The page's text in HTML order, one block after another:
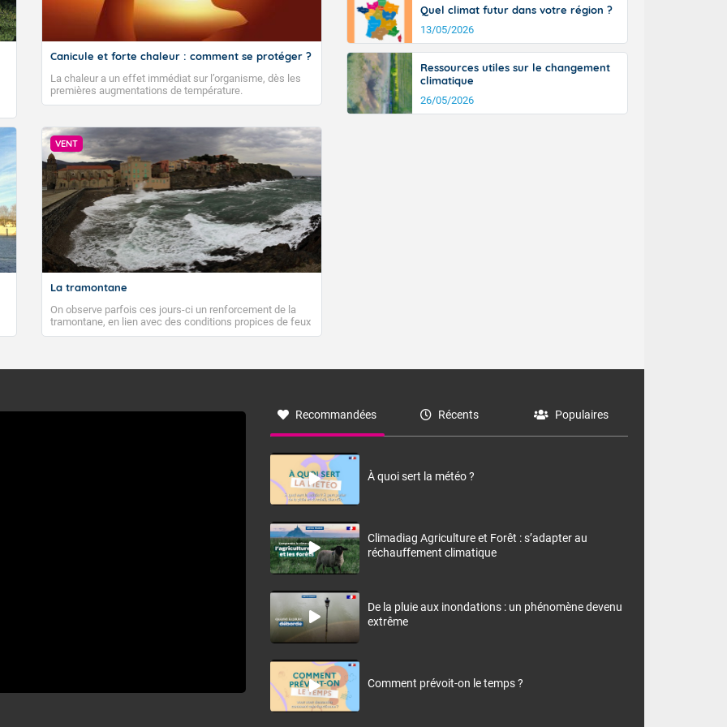
Canicule et forte chaleur : comment se protéger ?
La chaleur a un effet immédiat sur l’organisme, dès les
premières augmentations de température.
VENT
La tramontane
On observe parfois ces jours-ci un renforcement de la
tramontane, en lien avec des conditions propices de feux
de forêt. Mais qu'est-ce que la tramontane ? Quelles sont
à nord-ouest, dans un secteur qui part du Roussillon à la
monts, en allusion aux régions montagneuses d’où
Quel climat futur dans votre région ?
13/05/2026
Ressources utiles sur le changement
climatique
26/05/2026
Recommandées Récents Populaires
À quoi sert la météo ?
Climadiag Agriculture et Forêt : s’adapter au
réchauffement climatique
De la pluie aux inondations : un phénomène devenu
extrême
Comment prévoit-on le temps ?